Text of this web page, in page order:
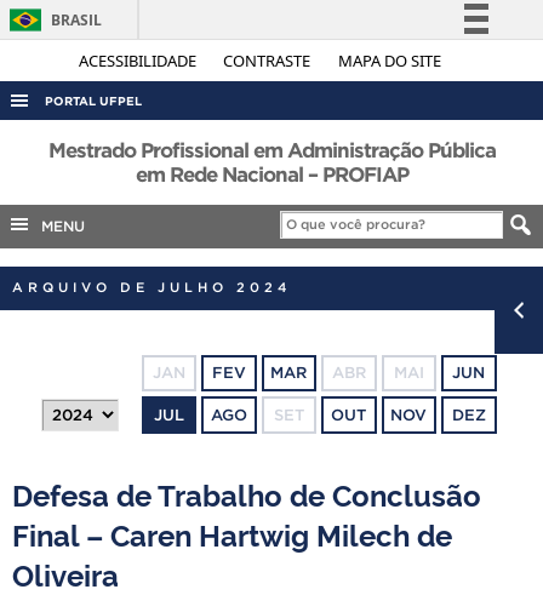
ACESSIBILIDADE CONTRASTE MAPA DO SITE
BRASIL
Simplifique!
Acesso à informação
Legislação
Canais
PORTAL UFPEL
ACESSO À INFORMAÇÃO
COBALTO
CONCURSOS
PORTARIAS
Mestrado Profissional em Administração Pública
em Rede Nacional – PROFIAP
MENU
ARQUIVO DE JULHO 2024
JAN FEV MAR ABR MAI JUN
JUL AGO SET OUT NOV DEZ
Defesa de Trabalho de Conclusão
Final – Caren Hartwig Milech de
Oliveira